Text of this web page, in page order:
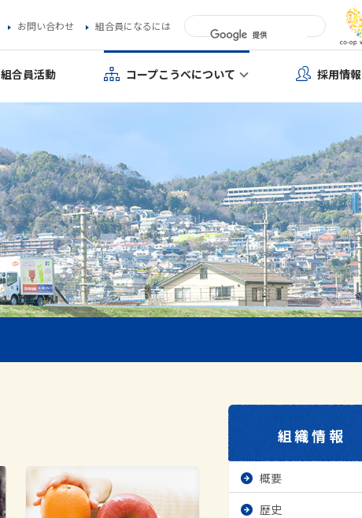
お問い合わせ 組合員になるには
組合員活動 コープこうべについて 採用情報
組織情報
概要
歴史